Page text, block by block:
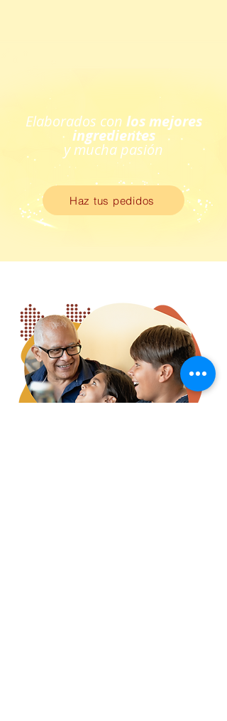
Elaborados con los mejores
ingredientes
y mucha pasión
Haz tus pedidos